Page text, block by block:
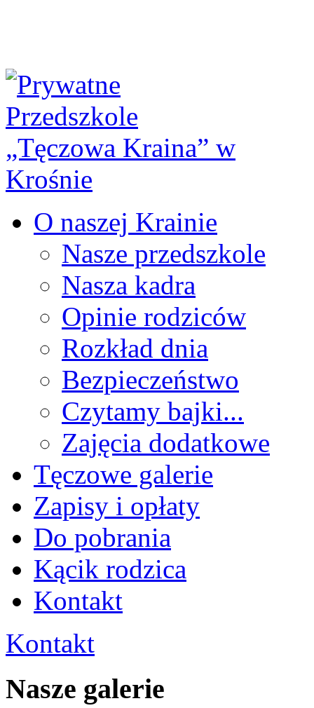
O naszej Krainie
Nasze przedszkole
Nasza kadra
Opinie rodziców
Rozkład dnia
Bezpieczeństwo
Czytamy bajki...
Zajęcia dodatkowe
Tęczowe galerie
Zapisy i opłaty
Do pobrania
Kącik rodzica
Kontakt
Kontakt
Nasze galerie